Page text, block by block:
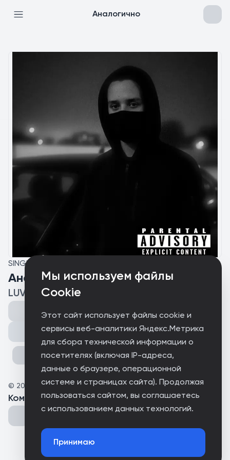
Мы используем файлы
Cookie
Этот сайт использует файлы cookie и
сервисы веб-аналитики Яндекс.Метрика
для сбора технической информации о
посетителях (включая IP-адреса,
данные о браузере, операционной
системе и страницах сайта). Продолжая
пользоваться сайтом, вы соглашаетесь
с использованием данных технологий.
Принимаю
Аналогично
SINGLE
Аналогично
LUVVERSIDE
Поделиться
© 2026 Luvverside
Комментарии(0 )